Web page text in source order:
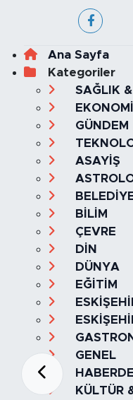
Ana Sayfa
Kategoriler
SAĞLIK
EKONOMİ
GÜNDEM
ASAYİŞ
BİLİM
ÇEVRE
DİN
DÜNYA
EĞİTİM
GENEL
KÜLTÜR